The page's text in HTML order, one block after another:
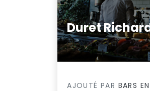
Duret
0/5
AJOUTÉ PAR BARS